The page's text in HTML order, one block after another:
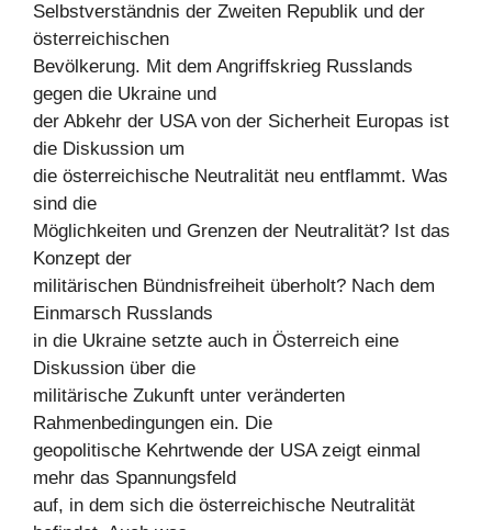
Selbstverständnis der Zweiten Republik und der
österreichischen
Bevölkerung. Mit dem Angriffskrieg Russlands
gegen die Ukraine und
der Abkehr der USA von der Sicherheit Europas ist
die Diskussion um
die österreichische Neutralität neu entflammt. Was
sind die
Möglichkeiten und Grenzen der Neutralität? Ist das
Konzept der
militärischen Bündnisfreiheit überholt? Nach dem
Einmarsch Russlands
in die Ukraine setzte auch in Österreich eine
Diskussion über die
militärische Zukunft unter veränderten
Rahmenbedingungen ein. Die
geopolitische Kehrtwende der USA zeigt einmal
mehr das Spannungsfeld
auf, in dem sich die österreichische Neutralität